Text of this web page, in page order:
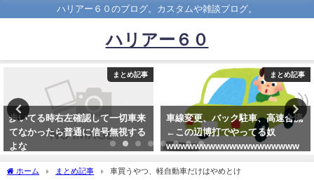
ハリアー６０のブログ。カスタムや雑談ブログ。
ハリアー６０
して一切車来
信号無視する
まとめ記事
車線変更、バック駐車、高速合流
←この辺博打でやってる奴
wwwwwwwwwwwwwwwwwww
この車なんでこ
の？？？
2023-07-16
ホーム まとめ記事 車買うやつ、軽自動車だけはやめとけ